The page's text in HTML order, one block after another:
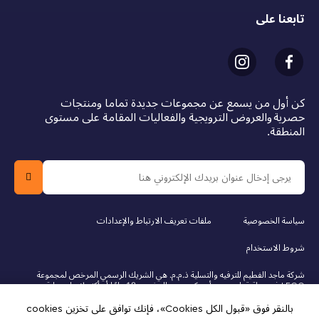
بالنقر فوق «قبول الكل Cookies»، فإنك توافق على تخزين cookies
كن أول من يسمع عن مجموعات جديدة تماما ومنتجات
حصرية والعروض الترويجية والفعاليات المقامة على مستوى
المنطقة.
تابعنا على
سياسة الخصوصية
ملفات تعريف الارتباط والإعدادات
شروط الاستخدام
شركة ماجد الفطيم للترفيه والتسلية ذ.م.م. هي الشريك الرسمي المرخص لمجموعة
LEGO في دولة قطر. يجب أن يكون عمر المشتري 18 عامًا أو أكثر لإجراء عملية
فريندز، وشعار الشخصيات المصغرة، ودريمز، ونينجاجو، وفيدييو، ومايندستورمز هي